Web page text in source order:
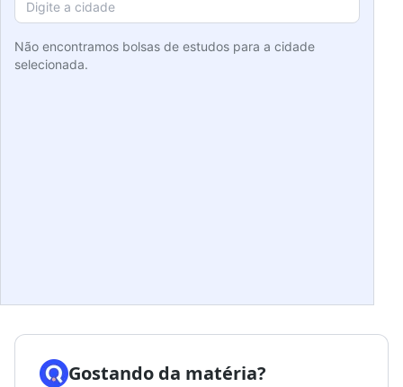
Não encontramos bolsas de estudos para a cidade
selecionada.
Gostando da matéria?